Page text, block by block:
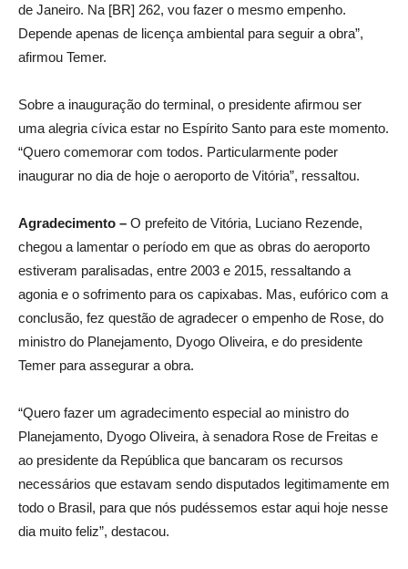
de Janeiro. Na [BR] 262, vou fazer o mesmo empenho.
Depende apenas de licença ambiental para seguir a obra”,
afirmou Temer.
Sobre a inauguração do terminal, o presidente afirmou ser
uma alegria cívica estar no Espírito Santo para este momento.
“Quero comemorar com todos. Particularmente poder
inaugurar no dia de hoje o aeroporto de Vitória”, ressaltou.
Agradecimento – O prefeito de Vitória, Luciano Rezende,
chegou a lamentar o período em que as obras do aeroporto
estiveram paralisadas, entre 2003 e 2015, ressaltando a
agonia e o sofrimento para os capixabas. Mas, eufórico com a
conclusão, fez questão de agradecer o empenho de Rose, do
ministro do Planejamento, Dyogo Oliveira, e do presidente
Temer para assegurar a obra.
“Quero fazer um agradecimento especial ao ministro do
Planejamento, Dyogo Oliveira, à senadora Rose de Freitas e
ao presidente da República que bancaram os recursos
necessários que estavam sendo disputados legitimamente em
todo o Brasil, para que nós pudéssemos estar aqui hoje nesse
dia muito feliz”, destacou.